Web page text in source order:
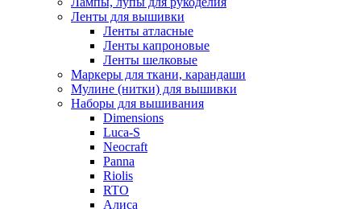
Ленты для вышивки
Ленты атласные
Ленты капроновые
Ленты шелковые
Маркеры для ткани, карандаши
Мулине (нитки) для вышивки
Наборы для вышивания
Dimensions
Luca-S
Neocraft
Panna
Riolis
RTO
Алиса